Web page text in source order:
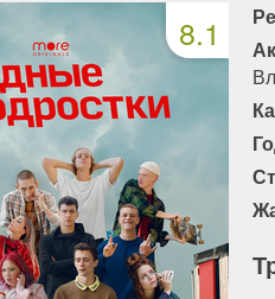
8.1